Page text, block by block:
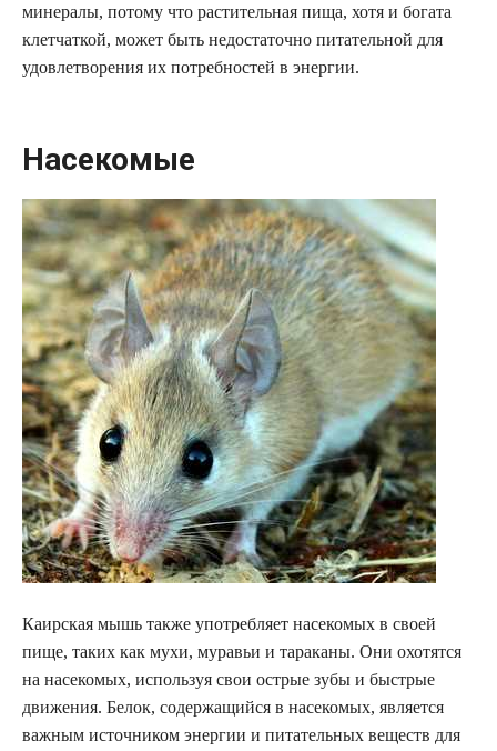
минералы, потому что растительная пища, хотя и богата
клетчаткой, может быть недостаточно питательной для
удовлетворения их потребностей в энергии.
Насекомые
Каирская мышь также употребляет насекомых в своей
пище, таких как мухи, муравьи и тараканы. Они охотятся
на насекомых, используя свои острые зубы и быстрые
движения. Белок, содержащийся в насекомых, является
важным источником энергии и питательных веществ для